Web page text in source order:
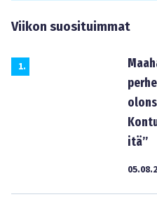
Viikon suosituimmat
1.
itä”